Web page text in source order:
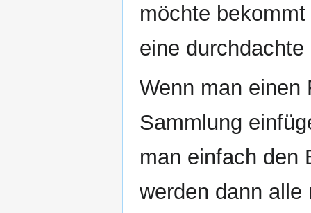
möchte
eine
Wenn man einen
Sammlung
man einfach den
werden dann